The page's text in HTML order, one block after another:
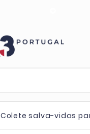
Colete salva-vidas